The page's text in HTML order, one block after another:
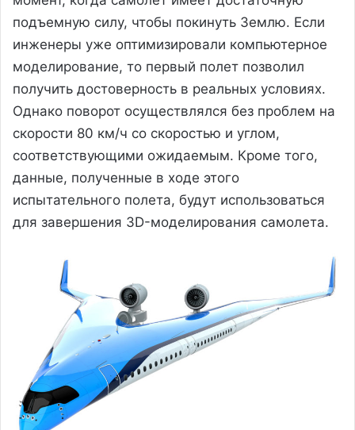
подъемную силу, чтобы покинуть Землю. Если
инженеры уже оптимизировали компьютерное
моделирование, то первый полет позволил
получить достоверность в реальных условиях.
Однако поворот осуществлялся без проблем на
скорости 80 км/ч со скоростью и углом,
соответствующими ожидаемым. Кроме того,
данные, полученные в ходе этого
испытательного полета, будут использоваться
для завершения 3D-моделирования самолета.